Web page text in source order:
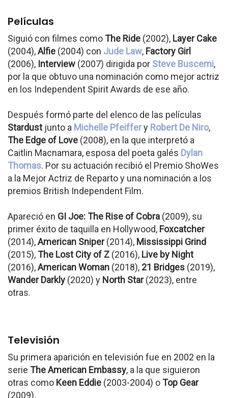
Películas
Siguió con filmes como The Ride (2002), Layer Cake
(2004),Alfie (2004) con Jude Law, Factory Girl
(2006), Interview (2007) dirigida por Steve Buscemi,
por la que obtuvo una nominación como mejor actriz
en los Independent Spirit Awards de ese año.
Después formó parte del elenco de las películas
Stardustjunto a Michelle Pfeiffery Robert De Niro,
The Edge of Love (2008), en la que interpretó a
Caitlin Macnamara, esposa del poeta galés Dylan
Thomas. Por su actuación recibió el Premio ShoWes
a la Mejor Actriz de Reparto y una nominación a los
premios British Independent Film.
Apareció en GI Joe: The Rise of Cobra (2009), su
primer éxito de taquilla en Hollywood, Foxcatcher
(2014),American Sniper(2014), Mississippi Grind
(2015), The Lost City of Z (2016), Live by Night
(2016),American Woman (2018), 21 Bridges (2019),
Wander Darkly (2020) y North Star(2023), entre
otras.
Televisión
Su primera aparición en televisión fue en 2002 en la
serie The American Embassy, a la que siguieron
otras como Keen Eddie (2003-2004) o Top Gear
(2009).